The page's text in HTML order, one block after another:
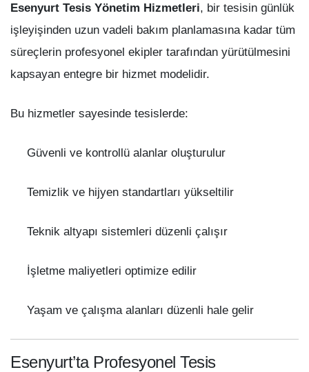
Esenyurt Tesis Yönetim Hizmetleri, bir tesisin günlük
işleyişinden uzun vadeli bakım planlamasına kadar tüm
süreçlerin profesyonel ekipler tarafından yürütülmesini
kapsayan entegre bir hizmet modelidir.
Bu hizmetler sayesinde tesislerde:
Güvenli ve kontrollü alanlar oluşturulur
Temizlik ve hijyen standartları yükseltilir
Teknik altyapı sistemleri düzenli çalışır
İşletme maliyetleri optimize edilir
Yaşam ve çalışma alanları düzenli hale gelir
Esenyurt’ta Profesyonel Tesis